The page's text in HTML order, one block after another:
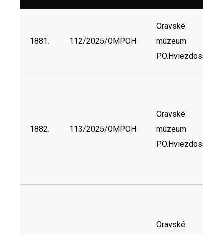
1881. 112/2025/OMPOH
Oravské
múzeum
P.O.Hviezdoslava
1882. 113/2025/OMPOH
Oravské
múzeum
P.O.Hviezdoslava
Oravské